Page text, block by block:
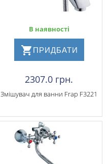
В наявності
ПРИДБАТИ
2307.0 грн.
Змішувач для ванни Frap F3221